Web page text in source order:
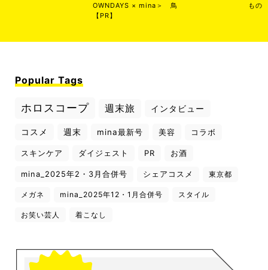
OWNDAYS × mina＞
【PR】
鳥
もの
Popular Tags
ホロスコープ 週末旅 インタビュー
コスメ 週末 mina最新号 美容 コラボ
スキンケア ダイジェスト PR お酒
mina_2025年2・3月合併号 シェアコスメ 東京都
メガネ mina_2025年12・1月合併号 スタイル
お笑い芸人 着こなし